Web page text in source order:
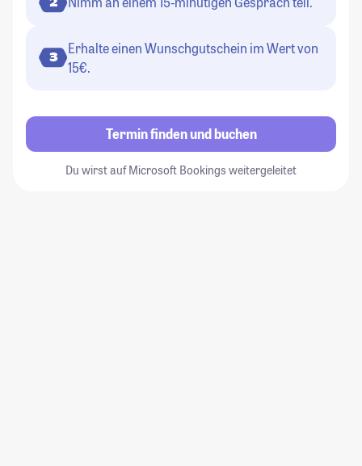
3
Erhalte einen Wunschgutschein im Wert von
15€.
Termin finden und buchen
Du wirst auf Microsoft Bookings weitergeleitet